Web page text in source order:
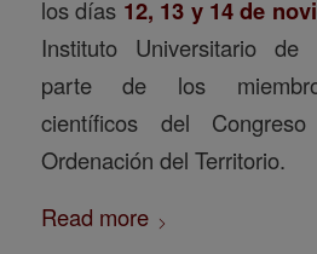
los días 12, 13 y 14 de
Instituto Universitario de
parte de los
científicos del
Ordenación del Territorio.
Read more